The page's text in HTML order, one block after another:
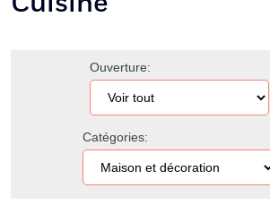
Ouverture:
Catégories: